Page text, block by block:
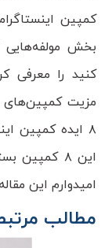
کمپین
بخش مولفه‌هایی
کنید را معرفی
مزیت کمپین‌های
۸ ایده کمپین
این ۸
امیدوارم این
مطالب